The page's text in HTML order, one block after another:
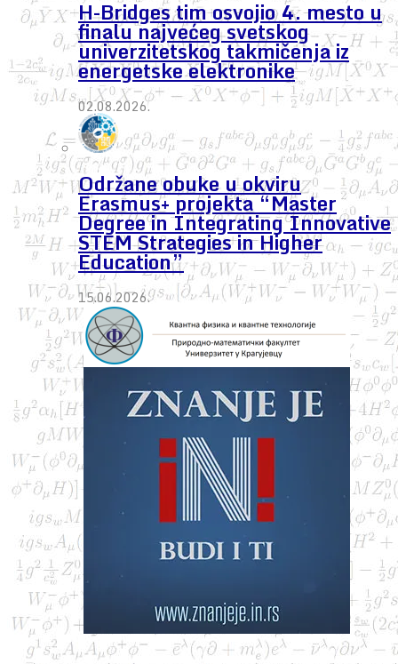
H-Bridges tim osvojio 4. mesto u
finalu najvećeg svetskog
univerzitetskog takmičenja iz
energetske elektronike
02.08.2026.
Održane obuke u okviru
Erasmus+ projekta “Master
Degree in Integrating Innovative
STEM Strategies in Higher
Education”
15.06.2026.